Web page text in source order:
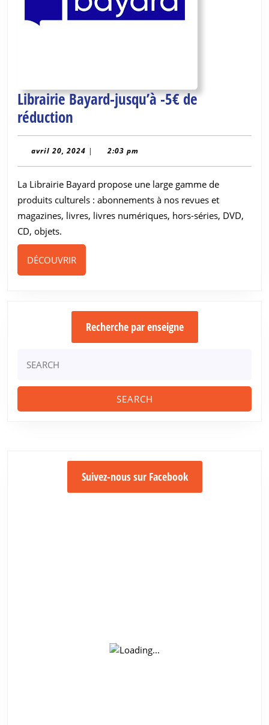
Librairie Bayard-jusqu’à -5€ de
réduction
Bayard-
jusqu’à
-5€
de
réduction
avril 20, 2024 avril
| 2:03 pm
La Librairie Bayard propose une large gamme de
produits culturels : abonnements à nos revues et
magazines, livres, livres numériques, hors-séries, DVD,
CD, objets.
DÉCOUVRIRDÉCOUVRIR
Recherche par enseigne
for:
Suivez-nous sur Facebook